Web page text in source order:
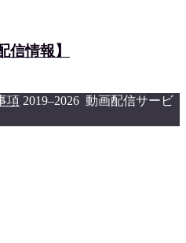
信情報】
項 2019–2026 動画配信サービ